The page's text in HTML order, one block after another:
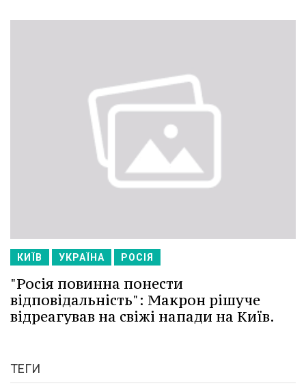
КИЇВ УКРАЇНА РОСІЯ
"Росія повинна понести
відповідальність": Макрон рішуче
відреагував на свіжі напади на Київ.
ТЕГИ